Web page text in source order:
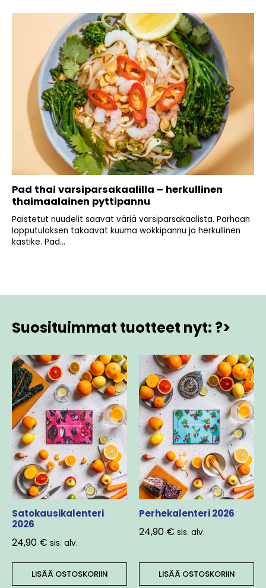
Pad thai varsiparsakaalilla – herkullinen
thaimaalainen pyttipannu
Paistetut nuudelit saavat väriä varsiparsakaalista. Parhaan
lopputuloksen takaavat kuuma wokkipannu ja herkullinen
kastike. Pad...
Suosituimmat tuotteet nyt: ?>
Satokausikalenteri
2026
24,90 € sis. alv.
LISÄÄ OSTOSKORIIN
Perhekalenteri 2026
24,90 € sis. alv.
LISÄÄ OSTOSKORIIN